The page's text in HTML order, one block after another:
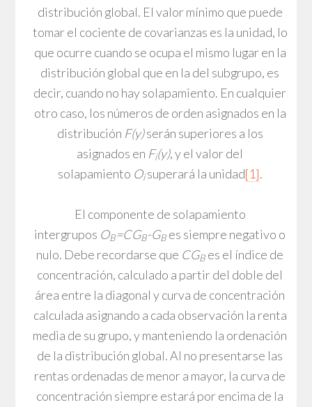
distribución global. El valor mínimo que puede
tomar el cociente de covarianzas es la unidad, lo
que ocurre cuando se ocupa el mismo lugar en la
distribución global que en la del subgrupo, es
decir, cuando no hay solapamiento. En cualquier
otro caso, los números de orden asignados en la
distribución F(y)serán superiores a los
asignados en Fi(y), y el valor del
solapamiento Oisuperará la unidad[1].
El componente de solapamiento
intergrupos OB=CGB-GB es siempre negativo o
nulo. Debe recordarse que CGB es el índice de
concentración, calculado a partir del doble del
área entre la diagonal y curva de concentración
calculada asignando a cada observación la renta
media de su grupo, y manteniendo la ordenación
de la distribución global. Al no presentarse las
rentas ordenadas de menor a mayor, la curva de
concentración siempre estará por encima de la